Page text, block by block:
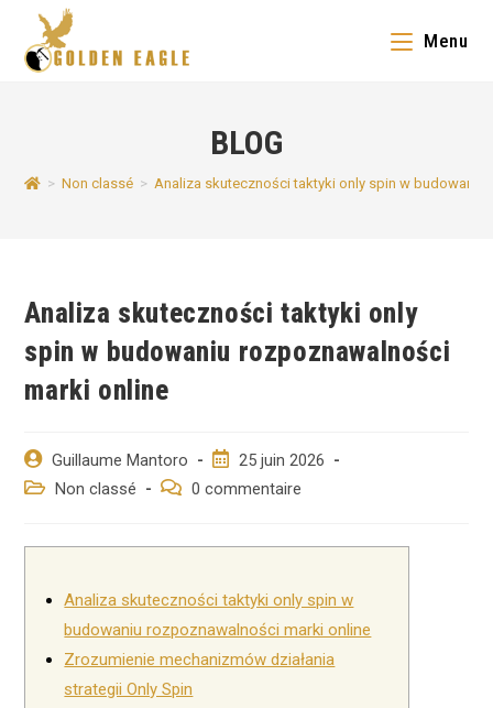
content
Menu
BLOG
> Non classé > Analiza skuteczności taktyki only spin w
Analiza skuteczności taktyki only
spin w budowaniu rozpoznawalności
marki online
Auteur/autrice
de
Guillaume Mantoro
Post
published:
25 juin 2026
PostNon classé
Post0 commentaire
Analiza skuteczności taktyki only spin w
budowaniu rozpoznawalności marki online
Zrozumienie mechanizmów działania
strategii Only Spin